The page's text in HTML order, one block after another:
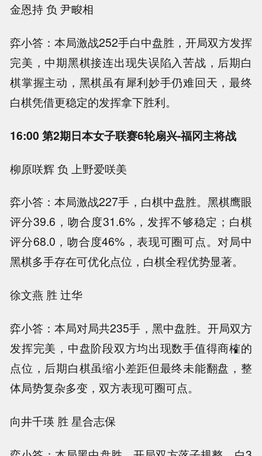
金恩持 负 尹畯相
弈小答：本局激战252手白中盘胜，开局双方发挥
完美，中期黑棋接连出现失误陷入苦战，后期白
棋掌握主动，黑棋虽有犀利妙手仍难回天，最终
白棋凭借更稳定的发挥拿下胜利。
16:00 第2期日本女子联赛6轮扇兴-福冈主将战
柳原咲辉 负 上野爱咲美
弈小答：本局激战227手，白棋中盘胜。黑棋鹰眼
评分39.6，吻合度31.6%，发挥不够稳定；白棋
评分68.0，吻合度46%，表现可圈可点。对局中
黑棋多手存在可优化点位，白棋全程优势显著。
徐文燕 胜 辻华
弈小答：本局对局共235手，黑中盘胜。开局双方
发挥完美，中盘阶段双方均出现数手值得商榷的
点位，后期白棋虽缩小差距但最终未能翻盘，整
体局势复杂多变，双方表现可圈可点。
向井千瑛 胜 星合志保